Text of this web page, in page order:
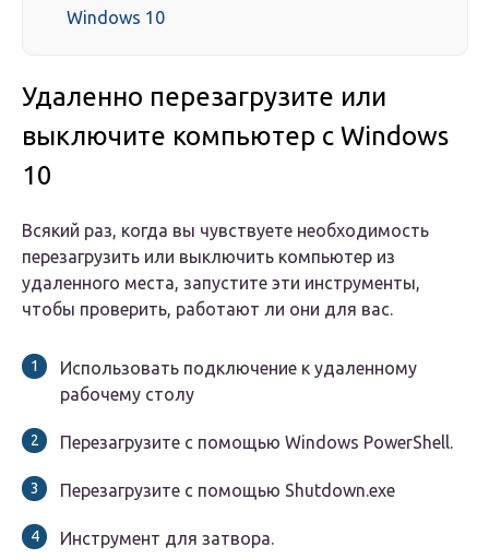
Windows 10
Удаленно перезагрузите или
выключите компьютер с Windows
10
Всякий раз, когда вы чувствуете необходимость
перезагрузить или выключить компьютер из
удаленного места, запустите эти инструменты,
чтобы проверить, работают ли они для вас.
Использовать подключение к удаленному
рабочему столу
Перезагрузите с помощью Windows PowerShell.
Перезагрузите с помощью Shutdown.exe
Инструмент для затвора.